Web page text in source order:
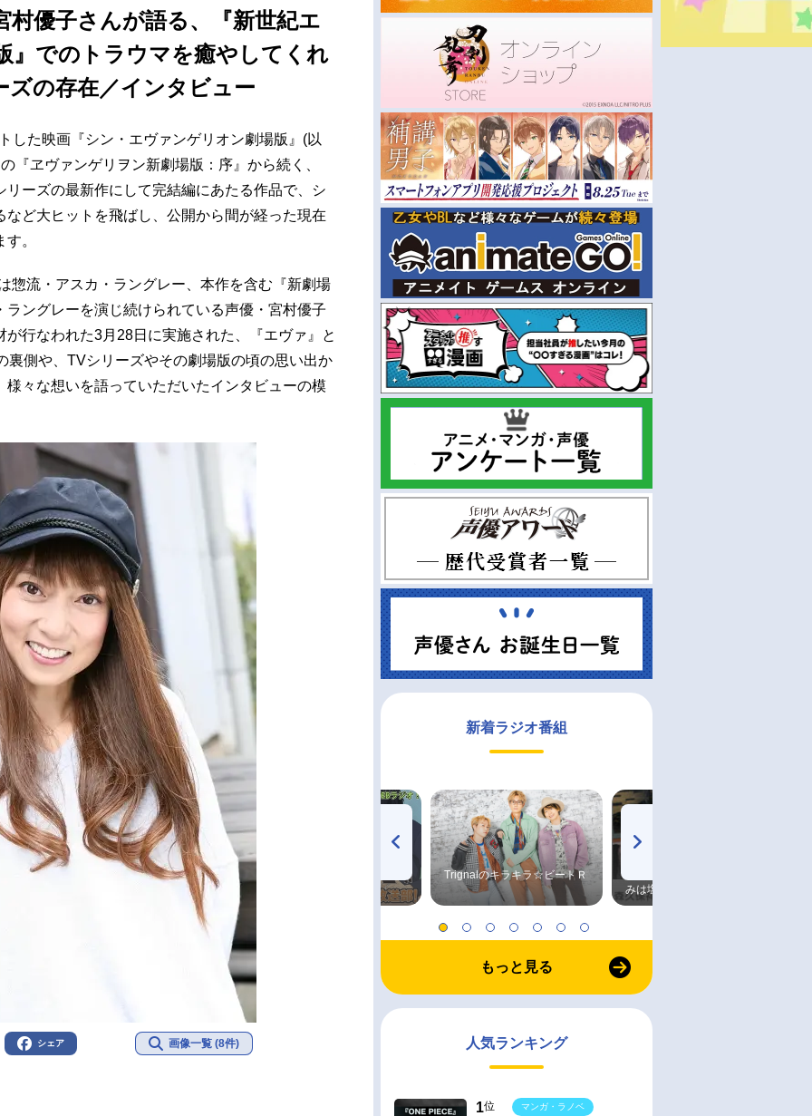
村優子さんが語る、『新世紀エ
』でのトラウマを癒やしてくれ
ズの存在／インタビュー
した映画『シン・エヴァンゲリオン劇場版』(以
『ヱヴァンゲリヲン新劇場版：序』から続く、
ーズの最新作にして完結編にあたる作品で、シ
ど大ヒットを飛ばし、公開から間が経った現在
。
惣流・アスカ・ラングレー、本作を含む『新劇場
ングレーを演じ続けられている声優・宮村優子
行なわれた3月28日に実施された、『エヴァ』と
裏側や、TVシリーズやその劇場版の頃の思い出か
々な想いを語っていただいたインタビューの模
シェア 画像一覧 (8件)
新着ラジオ番組
TVアニメ『戦隊大失格』
radio 大直会 2nd season
Trignalのキラキラ☆ビートＲ
みは塩だけ
もっと見る
人気ランキング
1位
マンガ・ラノベ